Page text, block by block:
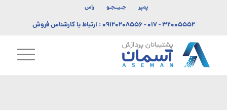
پمپر جـیــجـو راس
۳۲۰۰۵۵۵۲ - ۰۱۷ -۰۹۱۲۰۲۰۸۵۵۶: ارتباط با کارشناس فروش